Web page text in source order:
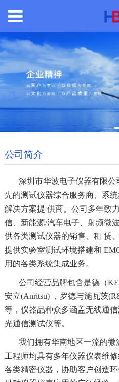
公司简介
深圳市华波电子仪器有限公
先的测试仪器综合服务商、系
解决方案提 供商。公司多年致
信、新能源/汽车电子、射频微
供各类测试仪器的销售、租 赁
提供实验室测试环境搭建和
用的各类系统集成业务。
公司经营品牌包含是德（
安立(Anritsu) ，罗德与施瓦茨
等，仪器品种众多涵盖无线通
光通信测试仪等。
我们拥有华南地区一流的微
工程师均具有多年仪器仪表维
各类精密仪器，协助客户创造